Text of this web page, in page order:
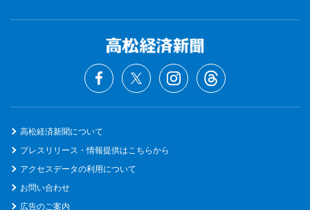
高松経済新聞について
プレスリリース・情報提供はこちらから
アクセスデータの利用について
お問い合わせ
広告のご案内